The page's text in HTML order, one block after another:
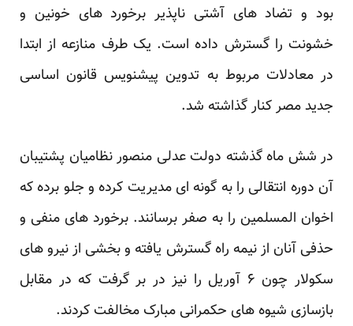
بود و تضاد های آشتی ناپذیر برخورد های خونین و
خشونت را گسترش داده است. یک طرف منازعه از ابتدا
در معادلات مربوط به تدوین پیشنویس قانون اساسی
جدید مصر کنار گذاشته شد.
در شش ماه گذشته دولت عدلی منصور نظامیان پشتیبان
آن دوره انتقالی را به گونه ای مدیریت کرده و جلو برده که
اخوان المسلمین را به صفر برسانند. برخورد های منفی و
حذفی آنان از نیمه راه گسترش یافته و بخشی از نیرو های
سکولار چون ۶ آوریل را نیز در بر گرفت که در مقابل
بازسازی شیوه های حکمرانی مبارک مخالفت کردند.